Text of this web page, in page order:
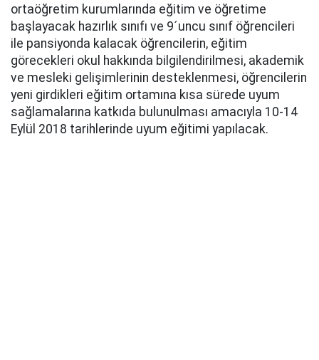
ortaöğretim kurumlarında eğitim ve öğretime
başlayacak hazırlık sınıfı ve 9´uncu sınıf öğrencileri
ile pansiyonda kalacak öğrencilerin, eğitim
görecekleri okul hakkında bilgilendirilmesi, akademik
ve mesleki gelişimlerinin desteklenmesi, öğrencilerin
yeni girdikleri eğitim ortamına kısa sürede uyum
sağlamalarına katkıda bulunulması amacıyla 10-14
Eylül 2018 tarihlerinde uyum eğitimi yapılacak.